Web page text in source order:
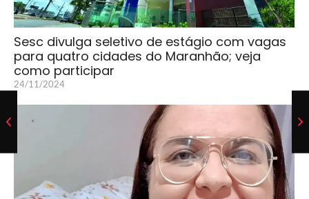
Sesc divulga seletivo de estágio com vagas
para quatro cidades do Maranhão; veja
como participar
24/11/2024